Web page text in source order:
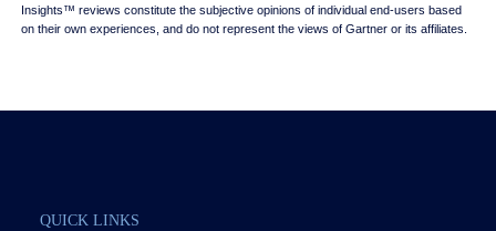
Insights™ reviews constitute the subjective opinions of individual end-users based
on their own experiences, and do not represent the views of Gartner or its affiliates.
QUICK LINKS